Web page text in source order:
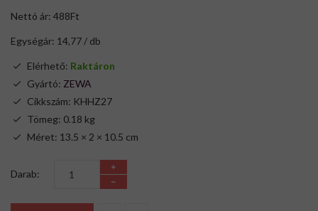
Nettó ár: 488Ft
Egységár: 14,77 / db
Elérhető: Raktáron
Gyártó: ZEWA
Cikkszám: KHHZ27
Tömeg: 0.18 kg
Méret: 13.5 × 2 × 10.5 cm
Darab: